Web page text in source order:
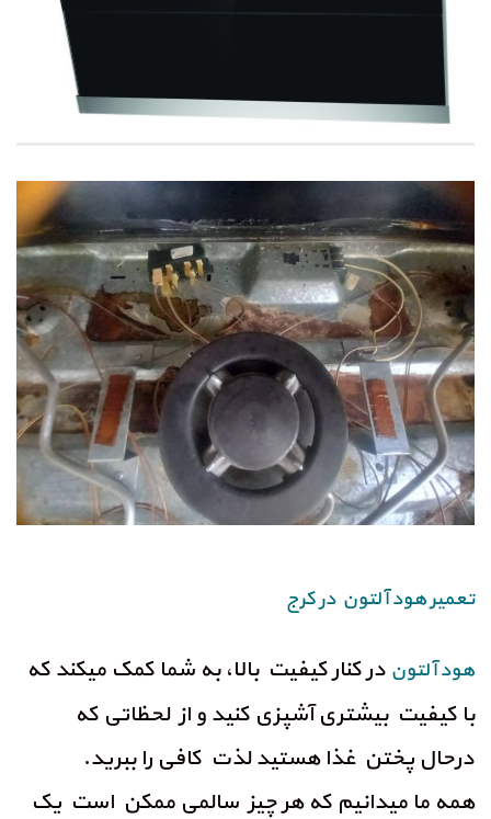
تعمیر هود آلتون در کرج
هود آلتون در کنار کیفیت بالا، به شما کمک میکند که
با کیفیت بیشتری آشپزی کنید و از لحظاتی که
درحال پختن غذا هستید لذت کافی را ببرید.
همه ما میدانیم که هر چیز سالمی ممکن است یک